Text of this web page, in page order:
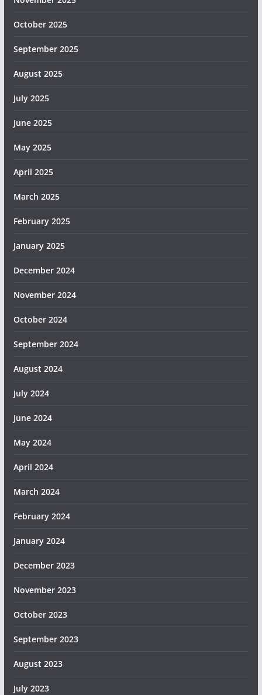
October 2025
September 2025
August 2025
July 2025
June 2025
May 2025
April 2025
March 2025
February 2025
January 2025
December 2024
November 2024
October 2024
September 2024
August 2024
July 2024
June 2024
May 2024
April 2024
March 2024
February 2024
January 2024
December 2023
November 2023
October 2023
September 2023
August 2023
July 2023